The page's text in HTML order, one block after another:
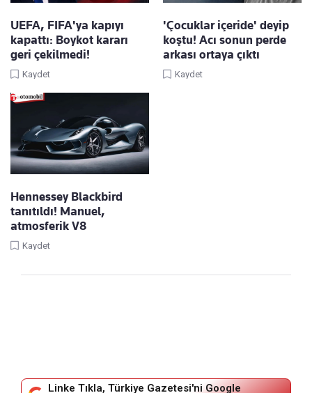
UEFA, FIFA'ya kapıyı
kapattı: Boykot kararı
geri çekilmedi!
Kaydet
'Çocuklar içeride' deyip
koştu! Acı sonun perde
arkası ortaya çıktı
Kaydet
Hennessey Blackbird
tanıtıldı! Manuel,
atmosferik V8
Kaydet
Linke Tıkla, Türkiye Gazetesi'ni Google